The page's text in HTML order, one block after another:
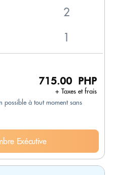
715.00 PHP
+ Taxes et frais
possible à tout moment sans
Exécutive